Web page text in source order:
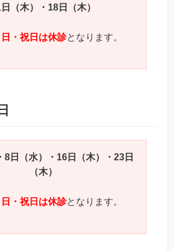
（木）・18日（木）
日・祝日は休診となります。
8日（水）・16日（木）・23日
（木）
日・祝日は休診となります。